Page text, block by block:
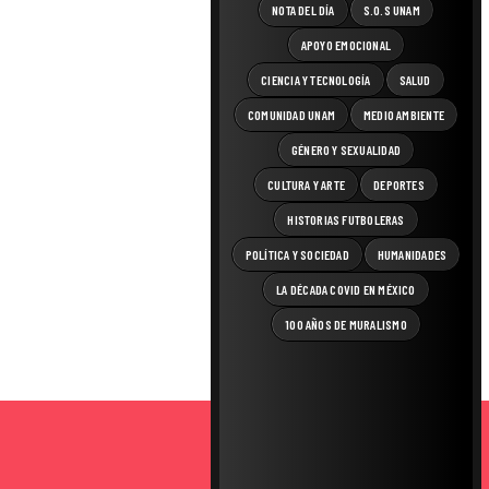
NOTA DEL DÍA S.O.S UNAM
APOYO EMOCIONAL
CIENCIA Y TECNOLOGÍA SALUD
COMUNIDAD UNAM MEDIO AMBIENTE
GÉNERO Y SEXUALIDAD
CULTURA Y ARTE DEPORTES
HISTORIAS FUTBOLERAS
POLÍTICA Y SOCIEDAD HUMANIDADES
LA DÉCADA COVID EN MÉXICO
100 AÑOS DE MURALISMO